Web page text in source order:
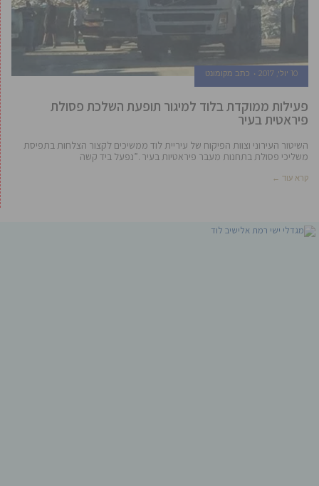
10 יולי, 2017 כתב מקומונט
פעילות ממוקדת בלוד למיגור תופעת השלכת פסולת
פיראטית בעיר
השיטור העירוני וצוות הפיקוח של עיריית לוד ממשיכים לקצור הצלחות בתפיסת
משליכי פסולת בתחנות מעבר פיראטיות בעיר .”נפעל ביד קשה
קרא עוד ←